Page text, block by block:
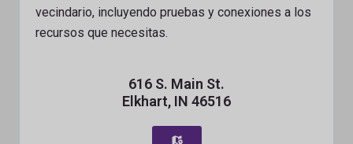
vecindario, incluyendo pruebas y conexiones a los
recursos que necesitas.
616 S. Main St.
Elkhart, IN 46516